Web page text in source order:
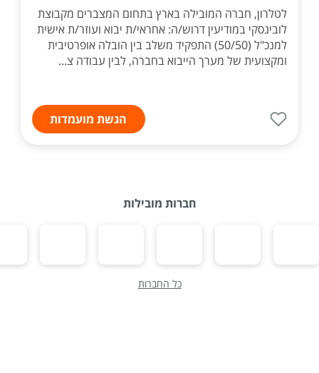
לטלרון, חברה המובילה בארץ בתחום המצברים מקבוצת
לובינסקי במודיעין דרוש/ה: אחראי/ת יבוא ועוזר/ת אישית
למנכ"ל (50/50) התפקיד משלב בין הובלה אופרטיבית
ומקצועית של מערך הייבוא בחברה, לבין עבודה צ...
הגשת מועמדות
חברות מובילות
כל החברות